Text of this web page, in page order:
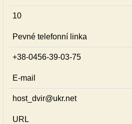
10
Pevné telefonní linka
+38-0456-39-03-75
E-mail
host_dvir@ukr.net
URL